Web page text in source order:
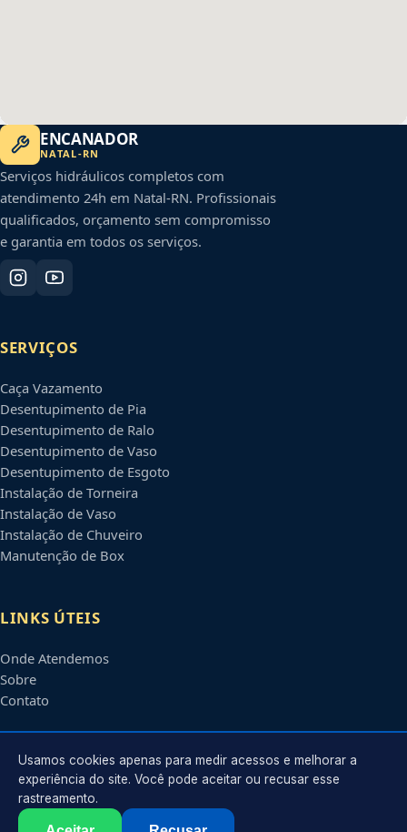
ENCANADOR
NATAL-RN
Serviços hidráulicos completos com
atendimento 24h em Natal-RN. Profissionais
qualificados, orçamento sem compromisso
e garantia em todos os serviços.
SERVIÇOS
Caça Vazamento
Desentupimento de Pia
Desentupimento de Ralo
Desentupimento de Vaso
Desentupimento de Esgoto
Instalação de Torneira
Instalação de Vaso
Instalação de Chuveiro
Manutenção de Box
LINKS ÚTEIS
Onde Atendemos
Sobre
Contato
CONTATO
Atendimento em
contato@encanadoremnatal.com.br
Usamos cookies apenas para medir acessos e melhorar a
experiência do site. Você pode aceitar ou recusar esse
rastreamento.